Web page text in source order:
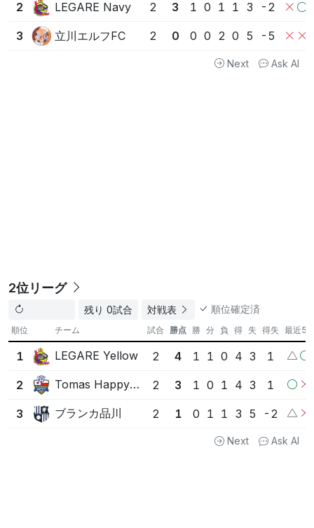
2 LEGARE Navy 2 3 1 0 1 1 3 -2
3 立川エルフFC 2 0 0 0 2 0 5 -5
Next Ask AI
2位リーグ
残り 0試合 対戦表 順位確定済
順位 チーム 試合 勝点 勝 分 負 得 失 得失 最近5
1 LEGARE Yellow 2 4 1 1 0 4 3 1
2 Tomas Happy FC 2 3 1 0 1 4 3 1
3 ブランカ品川 2 1 0 1 1 3 5 -2
Next Ask AI